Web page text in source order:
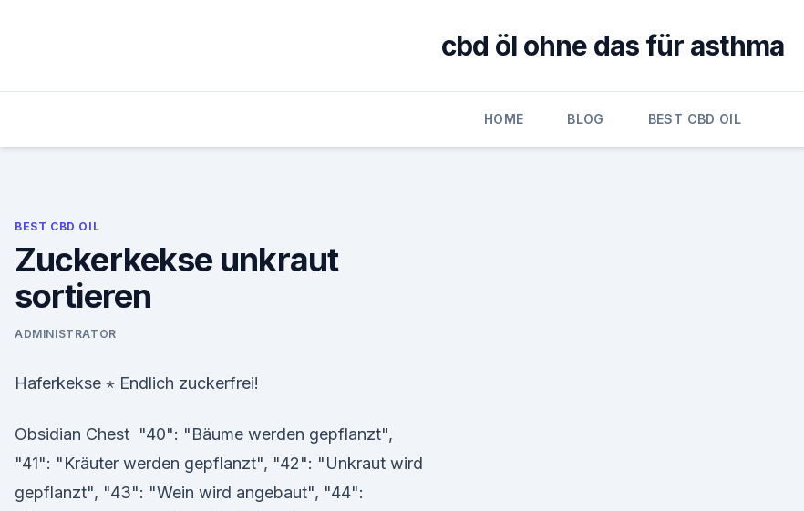
cbd öl ohne das für asthma
HOME BLOG BEST CBD OIL
BEST CBD OIL
Zuckerkekse unkraut
sortieren
ADMINISTRATOR
Haferkekse ⋆ Endlich zuckerfrei!
Obsidian Chest "40": "Bäume werden gepflanzt",
"41": "Kräuter werden gepflanzt", "42": "Unkraut wird
gepflanzt", "43": "Wein wird angebaut", "44":